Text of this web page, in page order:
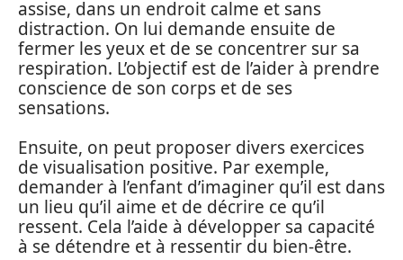
assise, dans un endroit calme et sans
distraction. On lui demande ensuite de
fermer les yeux et de se concentrer sur sa
respiration. L’objectif est de l’aider à prendre
conscience de son corps et de ses
sensations.
Ensuite, on peut proposer divers exercices
de visualisation positive. Par exemple,
demander à l’enfant d’imaginer qu’il est dans
un lieu qu’il aime et de décrire ce qu’il
ressent. Cela l’aide à développer sa capacité
à se détendre et à ressentir du bien-être.